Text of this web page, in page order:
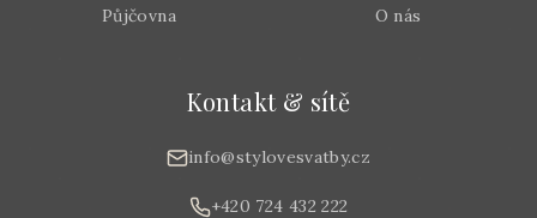
Půjčovna O nás
Kontakt & sítě
info@stylovesvatby.cz
+420 724 432 222